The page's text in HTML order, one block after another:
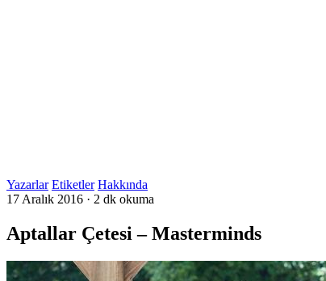
Yazarlar Etiketler Hakkında
17 Aralık 2016 · 2 dk okuma
Aptallar Çetesi – Masterminds